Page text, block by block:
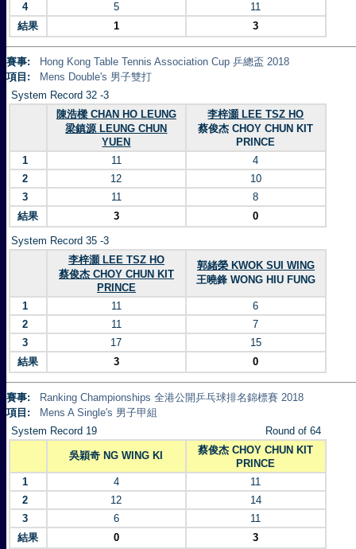
4
5
11
結果
1 3
賽事:
Hong Kong Table Tennis Association Cup 乒總盃 2018
項目:
Mens Double's 男子雙打
System Record 32 -3
陳浩樑 CHAN HO LEUNG
梁鎮源 LEUNG CHUN
YUEN
李梓灝 LEE TSZ HO
蔡俊杰 CHOY CHUN KIT
PRINCE
1
11
4
2
12
10
3
11
8
結果
3 0
System Record 35 -3
李梓灝 LEE TSZ HO
蔡俊杰 CHOY CHUN KIT
PRINCE
郭緒榮 KWOK SUI WING
王曉鋒 WONG HIU FUNG
1 11
6
2
11
7
3
17
15
結果
3 0
賽事:
Ranking Championships 全港公開乒乓球排名錦標賽 2018
項目:
Mens A Single's 男子甲組
System Record 19
Round of 64
吳穎奇 NG WING KI
蔡俊杰 CHOY CHUN KIT
PRINCE
1
4
11
2
12
14
3
6
11
結果
0 3